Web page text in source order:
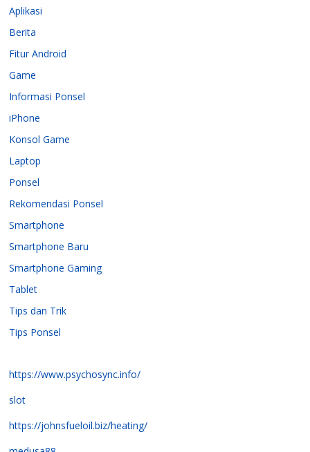
Aplikasi
Berita
Fitur Android
Game
Informasi Ponsel
iPhone
Konsol Game
Laptop
Ponsel
Rekomendasi Ponsel
Smartphone
Smartphone Baru
Smartphone Gaming
Tablet
Tips dan Trik
Tips Ponsel
https://www.psychosync.info/
slot
https://johnsfueloil.biz/heating/